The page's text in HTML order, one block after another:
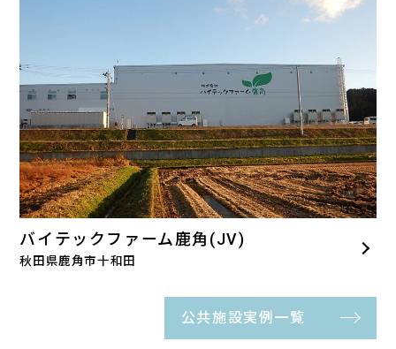
バイテックファーム鹿角(JV)
秋田県鹿角市十和田
公共施設実例一覧